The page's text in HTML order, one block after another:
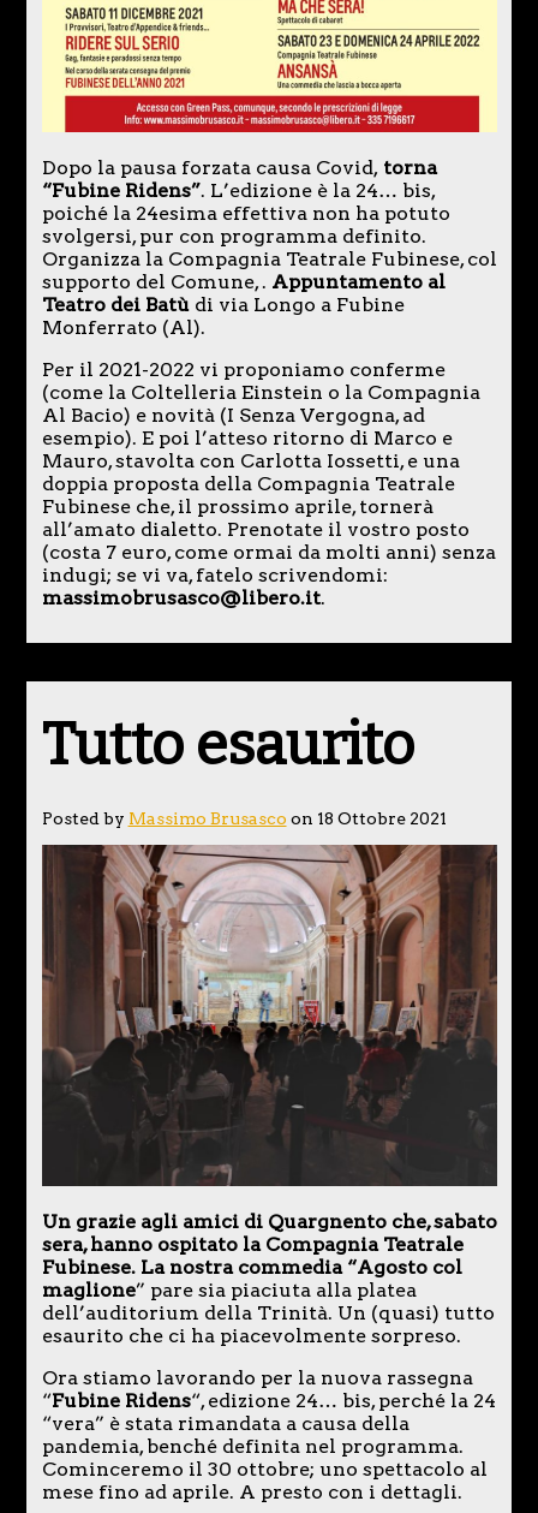
Dopo la pausa forzata causa Covid,torna
“Fubine Ridens”. L’edizione è la 24… bis,
poiché la 24esima effettiva non ha potuto
svolgersi, pur con programma definito.
Organizza la Compagnia Teatrale Fubinese, col
supporto del Comune, . Appuntamento al
Teatro dei Batùdi via Longo a Fubine
Monferrato (Al).
Per il 2021-2022 vi proponiamo conferme
(come la Coltelleria Einstein o la Compagnia
Al Bacio) e novità (I Senza Vergogna, ad
esempio). E poi l’atteso ritorno di Marco e
Mauro, stavolta con Carlotta Iossetti, e una
doppia proposta della Compagnia Teatrale
Fubinese che, il prossimo aprile, tornerà
all’amato dialetto. Prenotate il vostro posto
(costa 7 euro, come ormai da molti anni) senza
indugi; se vi va, fatelo scrivendomi:
massimobrusasco@libero.it.
Tutto esaurito
Posted by Massimo Brusasco on 18 Ottobre 2021
Un grazie agli amici di Quargnento che, sabato
sera, hanno ospitato la Compagnia Teatrale
Fubinese. La nostra commedia “Agosto col
maglione” pare sia piaciuta alla platea
dell’auditorium della Trinità. Un (quasi) tutto
esaurito che ci ha piacevolmente sorpreso.
Ora stiamo lavorando per la nuova rassegna
“Fubine Ridens“, edizione 24… bis, perché la 24
“vera” è stata rimandata a causa della
pandemia, benché definita nel programma.
Cominceremo il 30 ottobre; uno spettacolo al
mese fino ad aprile. A presto con i dettagli.